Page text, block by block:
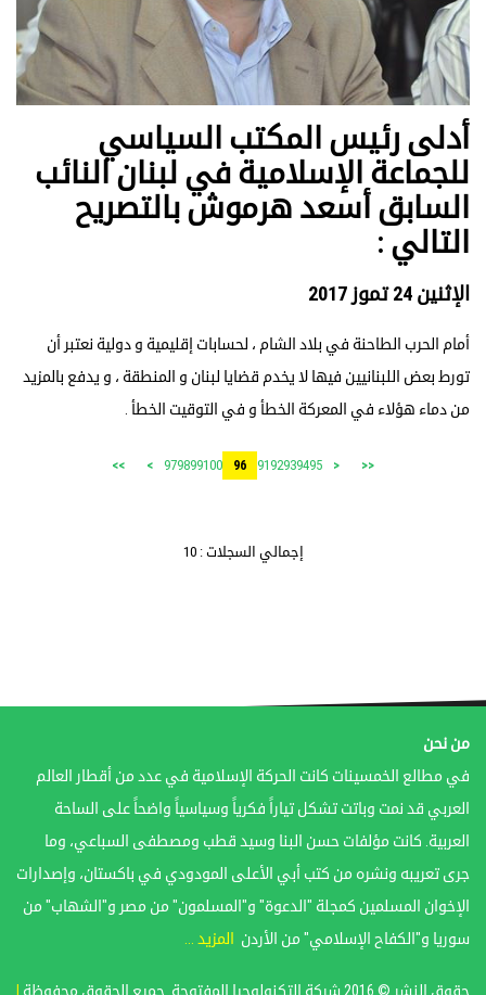
أدلى رئيس المكتب السياسي
للجماعة الإسلامية في لبنان النائب
السابق أسعد هرموش بالتصريح
التالي :
الإثنين 24 تموز 2017
أمام الحرب الطاحنة في بلاد الشام ، لحسابات إقليمية و دولية نعتبر أن
تورط بعض اللبنانيين فيها لا يخدم قضايا لبنان و المنطقة ، و يدفع بالمزيد
من دماء هؤلاء في المعركة الخطأ و في التوقيت الخطأ .
<<
<
91 92939495
96
979899100
>
>>
إجمالي السجلات : 10
من نحن
في مطالع الخمسينات كانت الحركة الإسلامية في عدد من أقطار العالم
العربي قد نمت وباتت تشكل تياراً فكرياً وسياسياً واضحاً على الساحة
العربية. كانت مؤلفات حسن البنا وسيد قطب ومصطفى السباعي، وما
جرى تعريبه ونشره من كتب أبي الأعلى المودودي في باكستان، وإصدارات
الإخوان المسلمين كمجلة "الدعوة" و"المسلمون" من مصر و"الشهاب" من
سوريا و"الكفاح الإسلامي" من الأردن
المزيد ...
حقوق النشر © 2016 شركة التكنولوجيا المفتوحة. جميع الحقوق محفوظة